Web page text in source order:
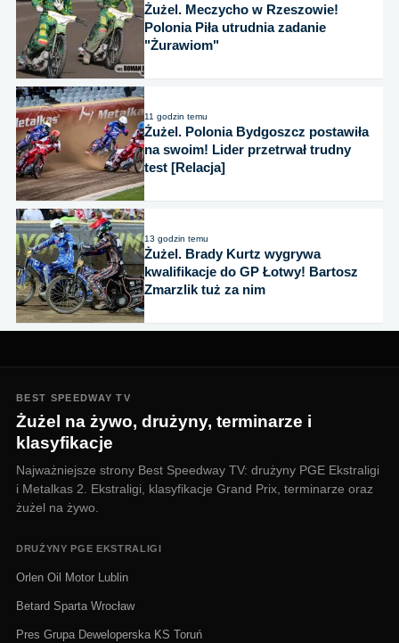
Żużel. Meczycho w Rzeszowie!
Polonia Piła utrudnia zadanie
"Żurawiom"
11 godzin temu
Żużel. Polonia Bydgoszcz postawiła
na swoim! Lider przetrwał trudny
test [Relacja]
13 godzin temu
Żużel. Brady Kurtz wygrywa
kwalifikacje do GP Łotwy! Bartosz
Zmarzlik tuż za nim
BEST SPEEDWAY TV
Żużel na żywo, drużyny, terminarze i
klasyfikacje
Najważniejsze strony Best Speedway TV: drużyny PGE Ekstraligi
i Metalkas 2. Ekstraligi, klasyfikacje Grand Prix, terminarze oraz
żużel na żywo.
DRUŻYNY PGE EKSTRALIGI
Orlen Oil Motor Lublin
Betard Sparta Wrocław
Pres Grupa Deweloperska KS Toruń